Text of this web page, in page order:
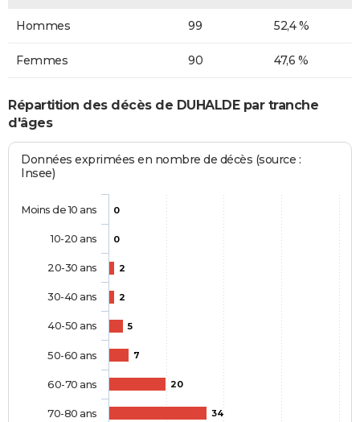
Hommes 99 52,4 %
Femmes 90 47,6 %
Répartition des décès de DUHALDE par tranche
d'âges
Données exprimées en nombre de décès (source :
Insee)
0
0
2
2
5
7
20
34
Moins de 10 ans
10-20 ans
20-30 ans
30-40 ans
40-50 ans
50-60 ans
60-70 ans
70-80 ans